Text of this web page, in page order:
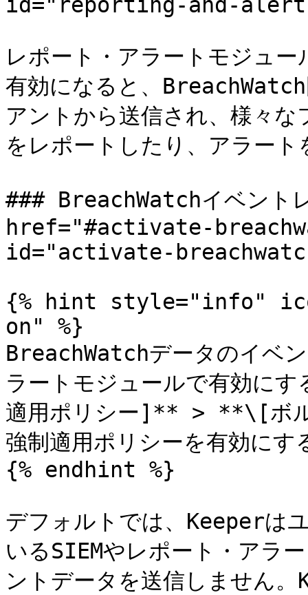
レポート・アラートモジュ
有効になると、
アントから送信され、様々
をレポートしたり、アラー
### BreachWatchイベント
href="#activate-
id="activate-
{% hint style="info"
on" %}
BreachWatchデータのイベ
ラートモジュールで有効に
適用ポリシー]** > **\[ボ
強制適用ポリシーを有効にす
{% endhint %}
デフォルトでは、Keeperは
いるSIEMやレポート・アラ
ントデータを送信しません